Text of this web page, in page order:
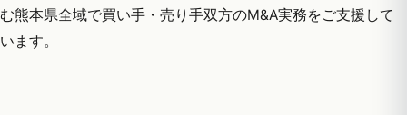
む熊本県全域で買い手・売り手双方のM&A実務をご支援して
います。